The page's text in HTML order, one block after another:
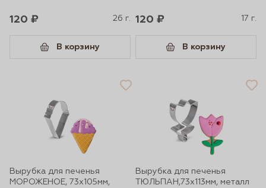
120 ₽ 26 г.
В корзину
120 ₽ 17 г.
В корзину
Вырубка для печенья
МОРОЖЕНОЕ, 73х105мм,
Вырубка для печенья
ТЮЛЬПАН,73х113мм, металл